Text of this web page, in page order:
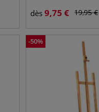
dès 9,75 € 19,95€
-50%